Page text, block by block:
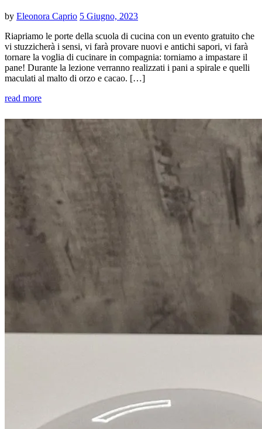
by Eleonora Caprio 5 Giugno, 2023
Riapriamo le porte della scuola di cucina con un evento gratuito che
vi stuzzicherà i sensi, vi farà provare nuovi e antichi sapori, vi farà
tornare la voglia di cucinare in compagnia: torniamo a impastare il
pane! Durante la lezione verranno realizzati i pani a spirale e quelli
maculati al malto di orzo e cacao. […]
read more